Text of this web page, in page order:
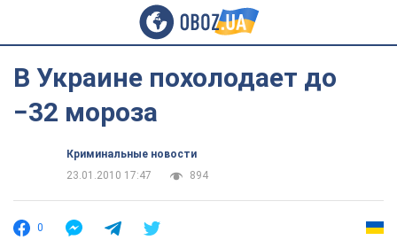
В Украине похолодает до
−32 мороза
Криминальные новости
23.01.2010 17:47
894
0